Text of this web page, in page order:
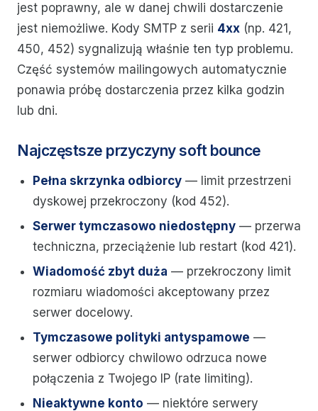
jest poprawny, ale w danej chwili dostarczenie
jest niemożliwe. Kody SMTP z serii 4xx (np. 421,
450, 452) sygnalizują właśnie ten typ problemu.
Część systemów mailingowych automatycznie
ponawia próbę dostarczenia przez kilka godzin
lub dni.
Najczęstsze przyczyny soft bounce
Pełna skrzynka odbiorcy — limit przestrzeni
dyskowej przekroczony (kod 452).
Serwer tymczasowo niedostępny — przerwa
techniczna, przeciążenie lub restart (kod 421).
Wiadomość zbyt duża — przekroczony limit
rozmiaru wiadomości akceptowany przez
serwer docelowy.
Tymczasowe polityki antyspamowe —
serwer odbiorcy chwilowo odrzuca nowe
połączenia z Twojego IP (rate limiting).
Nieaktywne konto — niektóre serwery